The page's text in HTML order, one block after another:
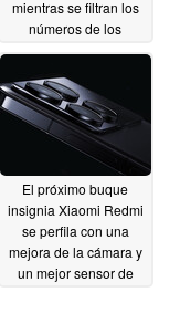
mientras se filtran los
números de los
El próximo buque
insignia Xiaomi Redmi
se perfila con una
mejora de la cámara y
un mejor sensor de